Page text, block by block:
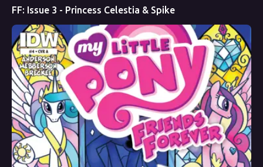
FF: Issue 3 - Princess Celestia & Spike